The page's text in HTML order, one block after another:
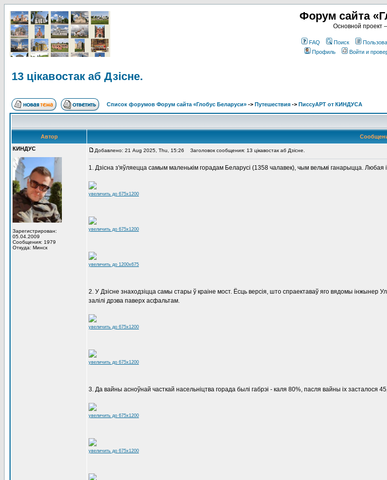
Форум сайта
Основной проект
FAQ Поиск
Профиль
Войти и
13 цікавостак аб Дзісне.
Список форумов Форум сайта «Глобус Беларуси» -> Путешествия -> ПиссуАРТ от КИНДУСА
Автор
КИНДУС
Зарегистрирован:
05.04.2009
Сообщения: 1979
Откуда: Минск
Добавлено: 21 Aug 2025, Thu, 15:26 Заголовок сообщения: 13 цікавостак аб Дзісне.
1. Дзісна з'яўляецца самым маленькім горадам Беларусі (1358 чалавек), чым вельмі ганарыцца.
увеличить до 675x1200
увеличить до 675x1200
увеличить до 1200x675
2. У Дзісне знаходзіцца самы стары ў краіне мост. Ёсць версія, што спраектаваў яго вядомы інжынер
залілі дрэва паверх асфальтам.
увеличить до 675x1200
увеличить до 675x1200
3. Да вайны асноўнай часткай насельніцтва горада былі габрэі - каля 80%, пасля вайны іх засталося
увеличить до 675x1200
увеличить до 675x1200